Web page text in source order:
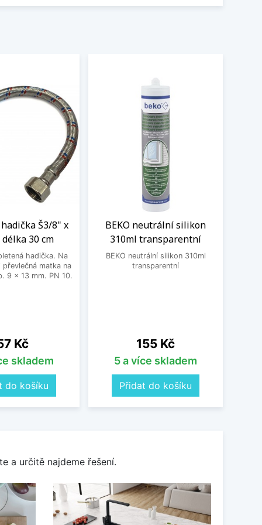
Š3/8" x
30 cm
hadička. Na
převlečná matka na
9 x 13 mm. PN 10.
Kč
skladem
do košíku
BEKO neutrální silikon
310ml transparentní
BEKO neutrální silikon 310ml
transparentní
Cena
155 Kč
5 a více skladem
Přidat do košíku
a určitě najdeme řešení.